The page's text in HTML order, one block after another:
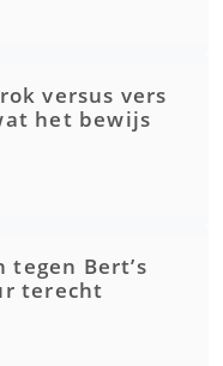
versus vers
het bewijs
tegen Bert’s
terecht